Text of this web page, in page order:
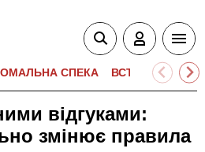
СПЕКА ВСТУПНА
відгуками:
змінює правила